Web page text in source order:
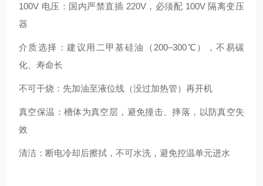
100V 电压：国内严禁直插 220V，必须配 100V 隔离变压
器
介质选择：建议用二甲基硅油（200–300℃），不易碳
化、寿命长
不可干烧：先加油至液位线（没过加热管）再开机
真空保温：槽体为真空层，避免撞击、摔落，以防真空失
效
清洁：断电冷却后擦拭，不可水洗，避免控温单元进水